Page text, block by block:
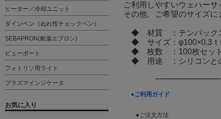
ご利用しやすいウェハー
その他、ご希望のサイズ
◆ 材質 ：テンパックス
◆ サイズ：φ100×0.3ｔ
◆ 枚数 ：100枚セッ
◆ 用途 ：シリコンと
●ご利用ガイド
●ご注文方法
ヒーター／冷却ユニット
ダインペン（ぬれ性チェックペン）
SEBAPRON(耐薬エプロン)
ビューポート
フォトリソ用ライト
プラズマインジケータ
お気に入り